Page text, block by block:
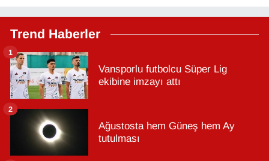
Trend Haberler
Vansporlu futbolcu Süper Lig
ekibine imzayı attı
1
Ağustosta hem Güneş hem Ay
tutulması
2